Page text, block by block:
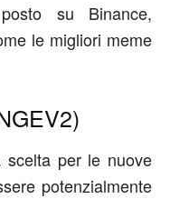
su Binance,
le migliori meme
per le nuove
potenzialmente